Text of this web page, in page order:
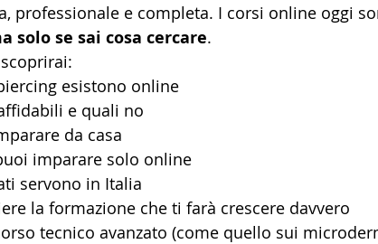
professionale e completa. I corsi online oggi
solo se sai cosa cercare.
esistono online
e quali no
da casa
imparare solo online
servono in Italia
la formazione che ti farà crescere davvero
tecnico avanzato (come quello sui